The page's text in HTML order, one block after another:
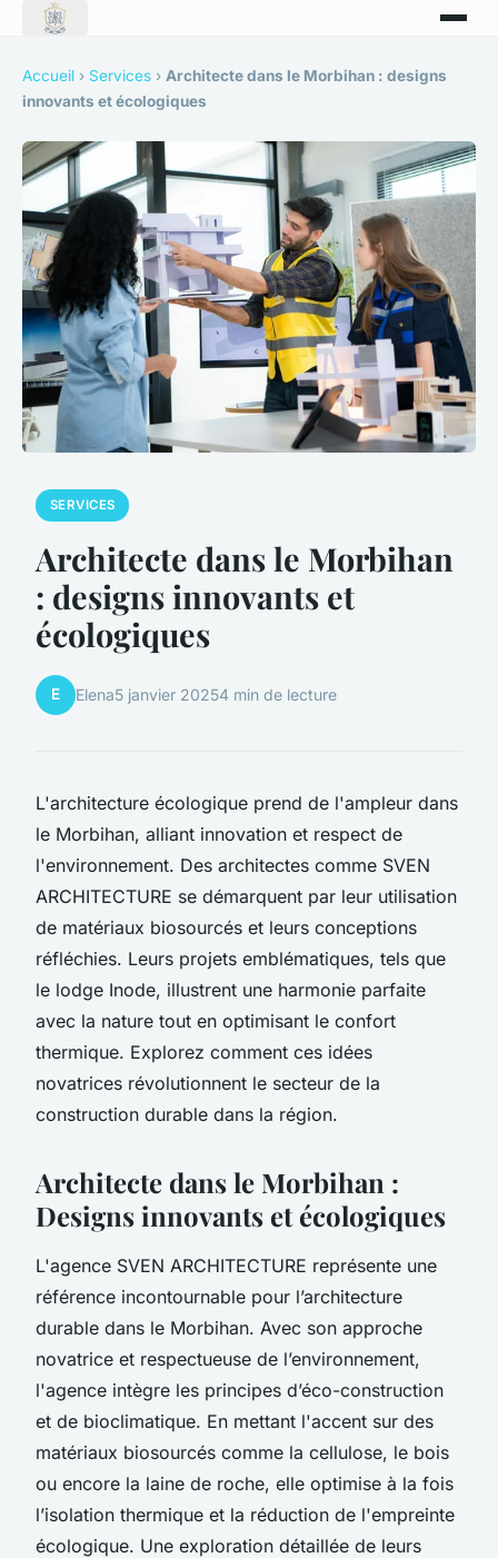
Accueil › Services › Architecte dans le Morbihan : designs
innovants et écologiques
SERVICES
Architecte dans le Morbihan
: designs innovants et
écologiques
E Elena5 janvier 20254 min de lecture
L'architecture écologique prend de l'ampleur dans
le Morbihan, alliant innovation et respect de
l'environnement. Des architectes comme SVEN
ARCHITECTURE se démarquent par leur utilisation
de matériaux biosourcés et leurs conceptions
réfléchies. Leurs projets emblématiques, tels que
le lodge Inode, illustrent une harmonie parfaite
avec la nature tout en optimisant le confort
thermique. Explorez comment ces idées
novatrices révolutionnent le secteur de la
construction durable dans la région.
Architecte dans le Morbihan :
Designs innovants et écologiques
L'agence SVEN ARCHITECTURE représente une
référence incontournable pour l’architecture
durable dans le Morbihan. Avec son approche
novatrice et respectueuse de l’environnement,
l'agence intègre les principes d’éco-construction
et de bioclimatique. En mettant l'accent sur des
matériaux biosourcés comme la cellulose, le bois
ou encore la laine de roche, elle optimise à la fois
l’isolation thermique et la réduction de l'empreinte
écologique. Une exploration détaillée de leurs